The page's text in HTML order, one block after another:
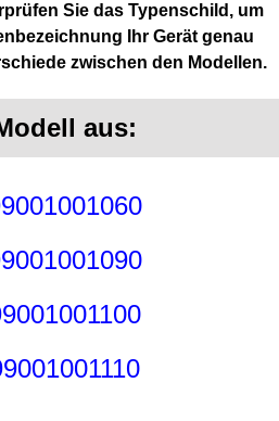
Sie das Typenschild, um
Ihr Gerät genau
zwischen den Modellen.
aus: